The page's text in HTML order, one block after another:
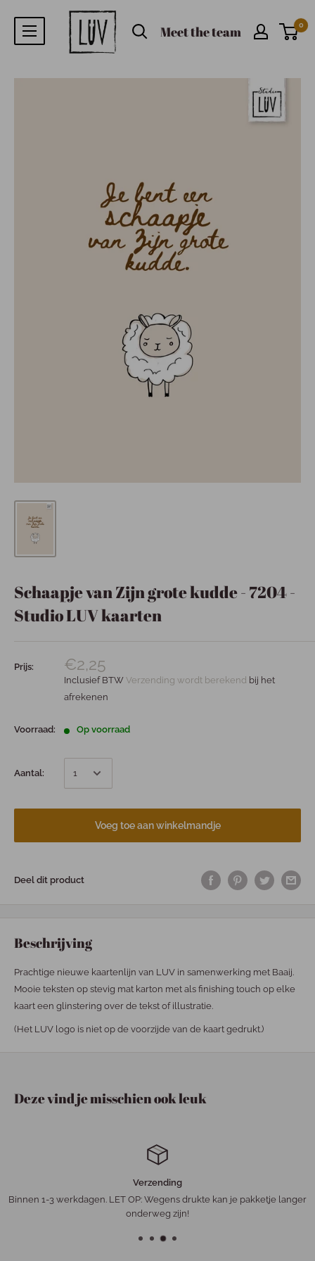
Meet the team 0
Schaapje van Zijn grote kudde - 7204 -
Studio LUV kaarten
Prijs: €2,25
Inclusief BTW Verzending wordt berekend bij het
afrekenen
Voorraad: Op voorraad
Aantal:
Voeg toe aan winkelmandje
Deel dit product
Beschrijving
Prachtige nieuwe kaartenlijn van LUV in samenwerking met Baaij.
Mooie teksten op stevig mat karton met als finishing touch op elke
kaart een glinstering over de tekst of illustratie.
(Het LUV logo is niet op de voorzijde van de kaart gedrukt.)
Deze vind je misschien ook leuk
Verzending
Binnen 1-3 werkdagen. LET OP: Wegens drukte kan je pakketje langer
onderweg zijn!